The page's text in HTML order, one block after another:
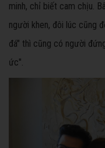
minh, chỉ biết cam chịu.
người khen, đôi lúc cũng
đá" thì cũng có người
ức".